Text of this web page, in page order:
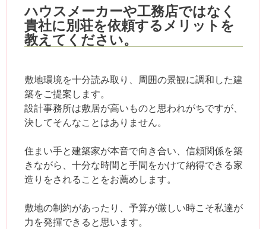
ハウスメーカーや工務店ではなく
貴社に別荘を依頼するメリットを
教えてください。
敷地環境を十分読み取り、周囲の景観に調和した建
築をご提案します。
設計事務所は敷居が高いものと思われがちですが、
決してそんなことはありません。
住まい手と建築家が本音で向き合い、信頼関係を築
きながら、十分な時間と手間をかけて納得できる家
造りをされることをお薦めします。
敷地の制約があったり、予算が厳しい時こそ私達が
力を発揮できると思います。